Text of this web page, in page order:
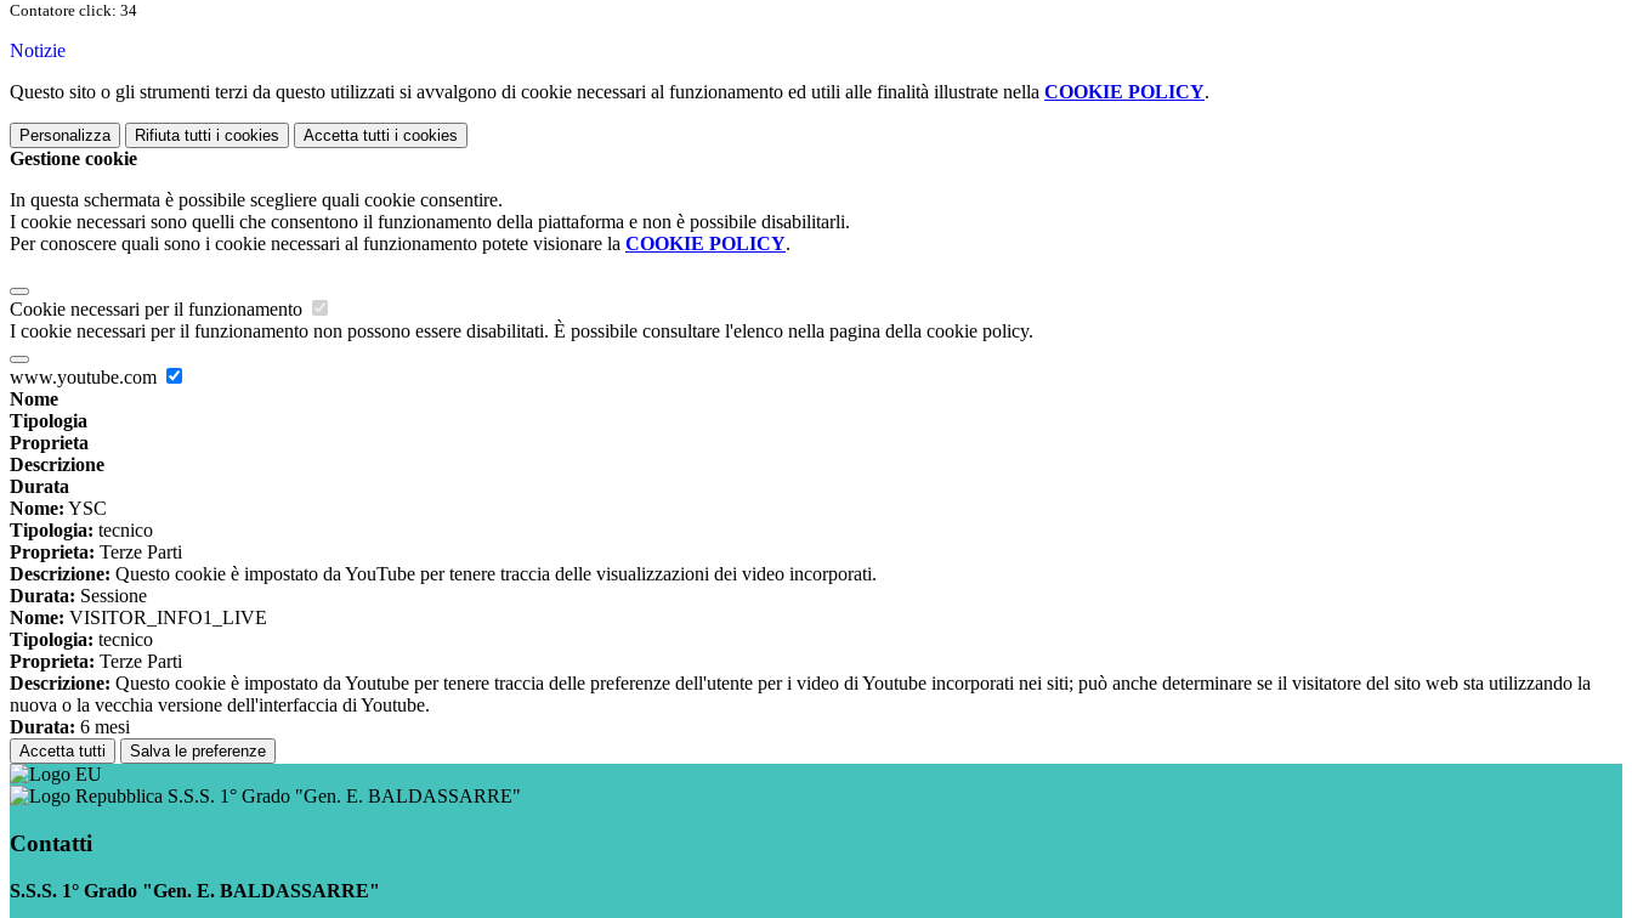
Contatore click: 34
Notizie
Questo sito o gli strumenti terzi da questo utilizzati si avvalgono di cookie necessari al funzionamento ed utili alle finalità illustrate nella COOKIE POLICY.
Personalizza Rifiuta tutti i cookies Accetta tutti i cookies
Gestione cookie
In questa schermata è possibile scegliere quali cookie consentire.
I cookie necessari sono quelli che consentono il funzionamento della piattaforma e non è possibile disabilitarli.
Per conoscere quali sono i cookie necessari al funzionamento potete visionare la COOKIE POLICY.
Cookie necessari per il funzionamento
I cookie necessari per il funzionamento non possono essere disabilitati. È possibile consultare l'elenco nella pagina della cookie policy.
www.youtube.com
Nome
Tipologia
Proprieta
Descrizione
Durata
Nome: YSC
Tipologia: tecnico
Proprieta: Terze Parti
Descrizione: Questo cookie è impostato da YouTube per tenere traccia delle visualizzazioni dei video incorporati.
Durata: Sessione
Nome: VISITOR_INFO1_LIVE
Tipologia: tecnico
Proprieta: Terze Parti
Descrizione: Questo cookie è impostato da Youtube per tenere traccia delle preferenze dell'utente per i video di Youtube incorporati nei siti; può anche determinare se il visitatore del sito web sta utilizzando la
nuova o la vecchia versione dell'interfaccia di Youtube.
Durata: 6 mesi
Accetta tutti Salva le preferenze
S.S.S. 1° Grado "Gen. E. BALDASSARRE"
Contatti
S.S.S. 1° Grado "Gen. E. BALDASSARRE"